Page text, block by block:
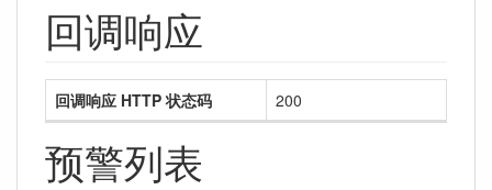
回调响应
回调响应 HTTP 状态码 200
预警列表